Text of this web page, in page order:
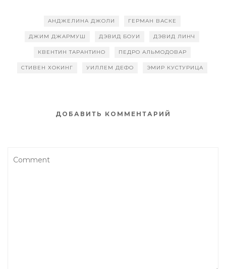
АНДЖЕЛИНА ДЖОЛИ ГЕРМАН ВАСКЕ
ДЖИМ ДЖАРМУШ ДЭВИД БОУИ ДЭВИД ЛИНЧ
КВЕНТИН ТАРАНТИНО ПЕДРО АЛЬМОДОВАР
СТИВЕН ХОКИНГ УИЛЛЕМ ДЕФО ЭМИР КУСТУРИЦА
ДОБАВИТЬ КОММЕНТАРИЙ